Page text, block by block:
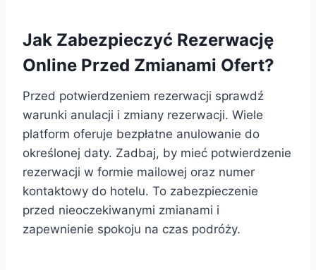
Jak Zabezpieczyć Rezerwację
Online Przed Zmianami Ofert?
Przed potwierdzeniem rezerwacji sprawdź
warunki anulacji i zmiany rezerwacji. Wiele
platform oferuje bezpłatne anulowanie do
określonej daty. Zadbaj, by mieć potwierdzenie
rezerwacji w formie mailowej oraz numer
kontaktowy do hotelu. To zabezpieczenie
przed nieoczekiwanymi zmianami i
zapewnienie spokoju na czas podróży.